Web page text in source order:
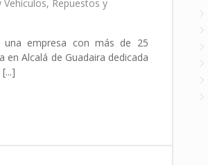
, Repuestos y
una empresa con más de 25
en Alcalá de Guadaira dedicada